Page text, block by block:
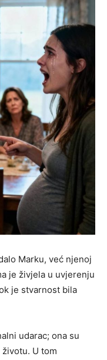
Marku, već njenoj
je živjela u uvjerenju
je stvarnost bila
udarac; ona su
U tom